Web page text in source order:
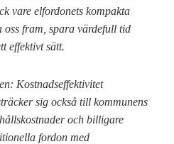
vare elfordonets kompakta
oss fram, spara värdefull tid
effektivt sätt.
Kostnadseffektivitet
sig också till kommunens
och billigare
fordon med